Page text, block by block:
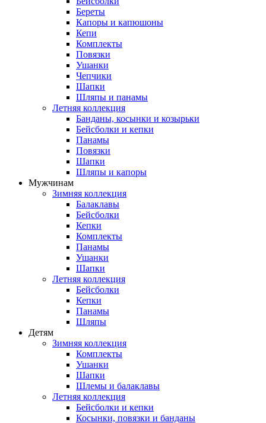
Береты
Капоры и капюшоны
Кепи
Комплекты
Повязки
Ушанки
Чепчики
Шапки
Шляпы и панамы
Летняя коллекция
Банданы, косынки и козырьки
Бейсболки и кепки
Панамы
Повязки
Шапки
Шляпы и капоры
Мужчинам
Зимняя коллекция
Балаклавы
Бейсболки
Кепки
Комплекты
Панамы
Ушанки
Шапки
Летняя коллекция
Бейсболки
Кепки
Панамы
Шляпы
Детям
Зимняя коллекция
Комплекты
Ушанки
Шапки
Шлемы и балаклавы
Летняя коллекция
Бейсболки и кепки
Косынки, повязки и банданы